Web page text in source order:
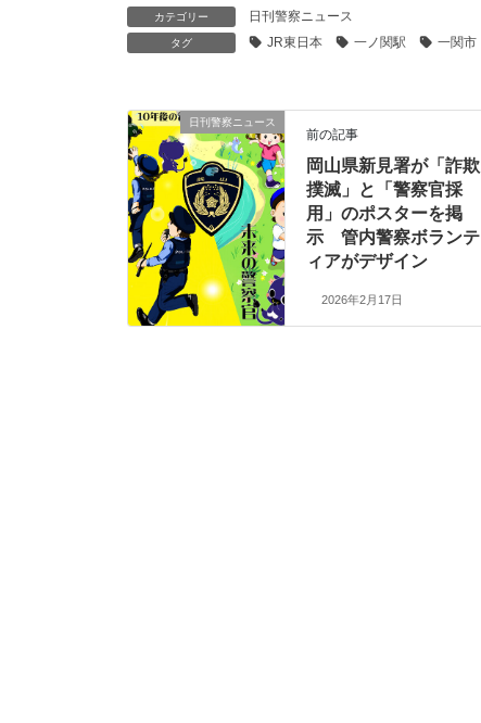
カテゴリー 日刊警察ニュース
タグ JR東日本 一ノ関駅 一関市
日刊警察ニュース
前の記事
岡山県新見署が「詐欺
撲滅」と「警察官採
用」のポスターを掲
示 管内警察ボランテ
ィアがデザイン
2026年2月17日